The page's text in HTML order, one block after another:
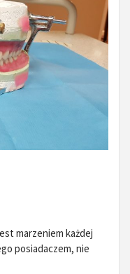
marzeniem każdej
posiadaczem, nie